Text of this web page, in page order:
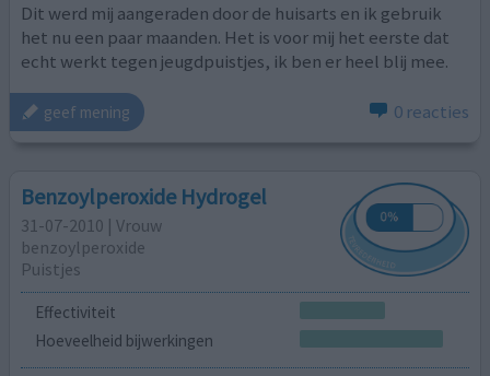
Dit werd mij aangeraden door de huisarts en ik gebruik
het nu een paar maanden. Het is voor mij het eerste dat
echt werkt tegen jeugdpuistjes, ik ben er heel blij mee.
geef mening 0 reacties
Benzoylperoxide Hydrogel
31-07-2010 | Vrouw
benzoylperoxide
Puistjes
Effectiviteit
Hoeveelheid bijwerkingen